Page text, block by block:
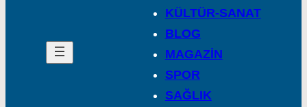
KÜLTÜR-SANAT
BLOG
MAGAZİN
SPOR
SAĞLIK